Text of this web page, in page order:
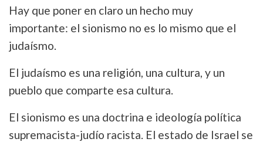
Hay que poner en claro un hecho muy
importante: el sionismo no es lo mismo que el
judaísmo.
El judaísmo es una religión, una cultura, y un
pueblo que comparte esa cultura.
El sionismo es una doctrina e ideología política
supremacista-judío racista. El estado de Israel se